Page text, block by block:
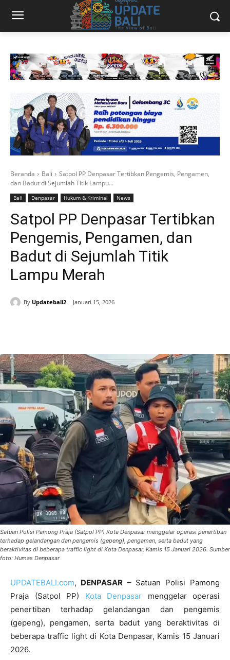
Beranda Bali
Satpol PP Denpasar Tertibkan Pengemis, Pengamen,
dan Badut di Sejumlah Titik Lampu...
Bali Denpasar Hukum & Kriminal News
Satpol PP Denpasar Tertibkan
Pengemis, Pengamen, dan
Badut di Sejumlah Titik
Lampu Merah
By Updatebali2 Januari 15, 2026
Satuan Polisi Pamong Praja (Satpol PP) Kota Denpasar menggelar operasi penertiban
terhadap gelandangan dan pengemis (gepeng), pengamen, serta badut yang
beraktivitas di beberapa traffic light di Kota Denpasar, Kamis 15 Januari 2026. Sumber
foto: Humas Denpasar
UPDATEBALI.com, DENPASAR – Satuan Polisi Pamong
Praja (Satpol PP) Kota Denpasar menggelar operasi
penertiban terhadap gelandangan dan pengemis
(gepeng), pengamen, serta badut yang beraktivitas di
beberapa traffic light di Kota Denpasar, Kamis 15 Januari
2026.